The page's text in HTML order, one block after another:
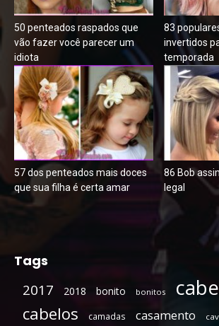
50 penteados raspados que
vão fazer você parecer um
idiota
83
invertidos
temporada
57 dos penteados mais doces
que sua filha é certa amar
86 Bob
legal
Tags
2017 2018 bonito bonitos
cabelos camadas casamento